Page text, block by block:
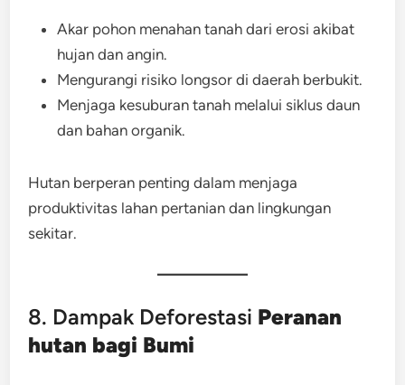
Akar pohon menahan tanah dari erosi akibat
hujan dan angin.
Mengurangi risiko longsor di daerah berbukit.
Menjaga kesuburan tanah melalui siklus daun
dan bahan organik.
Hutan berperan penting dalam menjaga
produktivitas lahan pertanian dan lingkungan
sekitar.
8. Dampak Deforestasi Peranan
hutan bagi Bumi